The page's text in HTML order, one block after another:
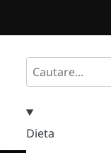
Search
Dieta